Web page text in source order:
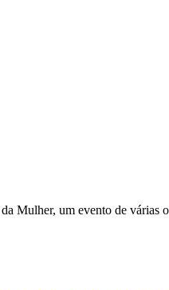
Mulher, um evento de várias